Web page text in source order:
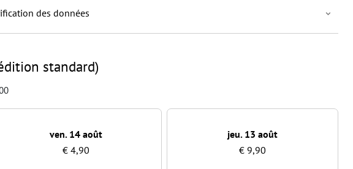
des données
standard)
ven. 14 août
€ 4,90
jeu. 13 août
€ 9,90